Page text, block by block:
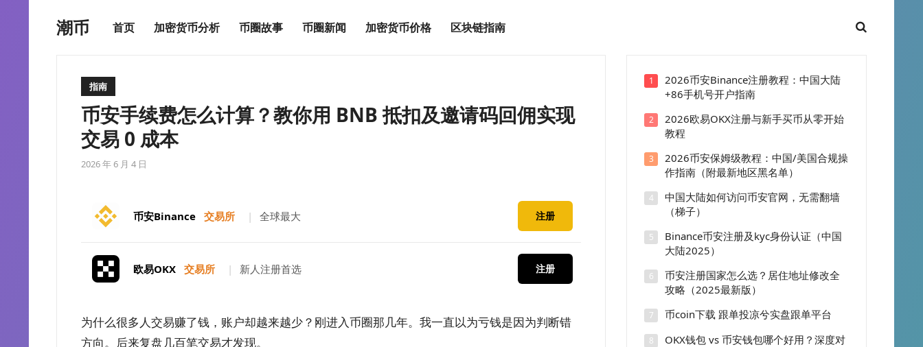
潮币 首页 加密货币分析 币圈故事 币圈新闻 加密货币价格 区块链指南
指南
币安手续费怎么计算？教你用 BNB 抵扣及邀请码回佣实现
交易 0 成本
2026 年 6 月 4 日
币安Binance 交易所 | 全球最大 注册
欧易OKX 交易所 | 新人注册首选 注册
为什么很多人交易赚了钱，账户却越来越少？刚进入币圈那几年。我一直以为亏钱是因为判断错
方向。后来复盘几百笔交易才发现。
1
2026币安Binance注册教程：中国大陆
+86手机号开户指南
2
2026欧易OKX注册与新手买币从零开始
教程
3
2026币安保姆级教程：中国/美国合规操
作指南（附最新地区黑名单）
4
中国大陆如何访问币安官网，无需翻墙
（梯子）
5
Binance币安注册及kyc身份认证（中国
大陆2025）
6
币安注册国家怎么选？居住地址修改全
攻略（2025最新版）
7 币coin下载 跟单投凉兮实盘跟单平台
8
OKX钱包 vs 币安钱包哪个好用？深度对